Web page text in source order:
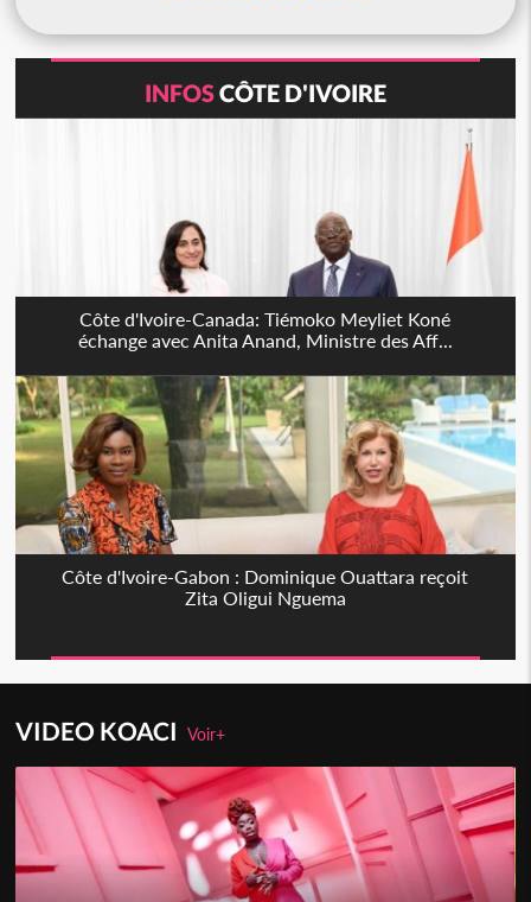
INFOSCÔTE D'IVOIRE
Côte d'Ivoire-Canada: Tiémoko Meyliet Koné
échange avec Anita Anand, Ministre des Aff...
Côte d'Ivoire-Gabon : Dominique Ouattara reçoit
Zita Oligui Nguema
VIDEO KOACIVoir+